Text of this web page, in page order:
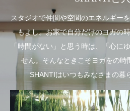
スタジオで仲間や空間のエネルギー
もよし。お家で自分だけのヨガの
「時間がない」と思う時は、「心に
せん。そんなときこそヨガをの時
SHANTIはいつもみなさまの暮